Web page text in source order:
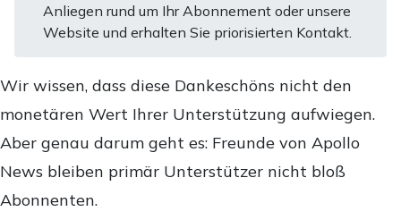
Anliegen rund um Ihr Abonnement oder unsere
Website und erhalten Sie priorisierten Kontakt.
Wir wissen, dass diese Dankeschöns nicht den
monetären Wert Ihrer Unterstützung aufwiegen.
Aber genau darum geht es: Freunde von Apollo
News bleiben primär Unterstützer nicht bloß
Abonnenten.